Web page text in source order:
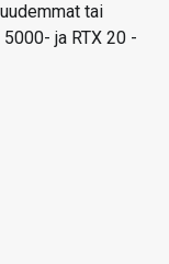
tai
ja RTX 20 -